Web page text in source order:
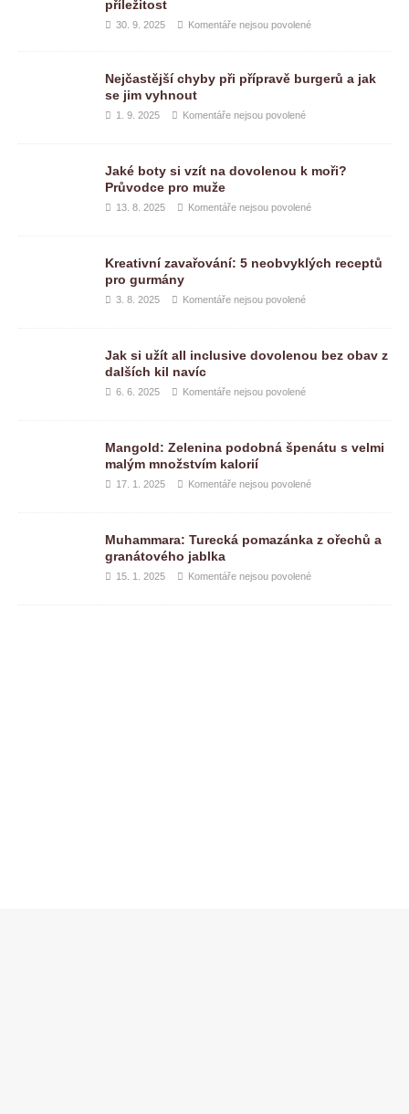
příležitost
30. 9. 2025 Komentáře nejsou povolené
Nejčastější chyby při přípravě burgerů a jak
se jim vyhnout
1. 9. 2025 Komentáře nejsou povolené
Jaké boty si vzít na dovolenou k moři?
Průvodce pro muže
13. 8. 2025 Komentáře nejsou povolené
Kreativní zavařování: 5 neobvyklých receptů
pro gurmány
3. 8. 2025 Komentáře nejsou povolené
Jak si užít all inclusive dovolenou bez obav z
dalších kil navíc
6. 6. 2025 Komentáře nejsou povolené
Mangold: Zelenina podobná špenátu s velmi
malým množstvím kalorií
17. 1. 2025 Komentáře nejsou povolené
Muhammara: Turecká pomazánka z ořechů a
granátového jablka
15. 1. 2025 Komentáře nejsou povolené